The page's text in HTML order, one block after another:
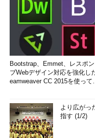
Bootstrap、Emmet、レスポ
ブWebデザイン対応を強化し
eamweaver CC 2015を使って
より広がっ
指す (1/2)